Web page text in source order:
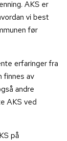
AKS er
vi best
før
erfaringer fra
finnes av
andre
AKS ved
på